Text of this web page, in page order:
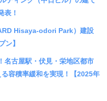
表！
Hisaya-odori Park）建設
ン】
名古屋駅・伏見・栄地区都市
容積率緩和を実現！【2025年